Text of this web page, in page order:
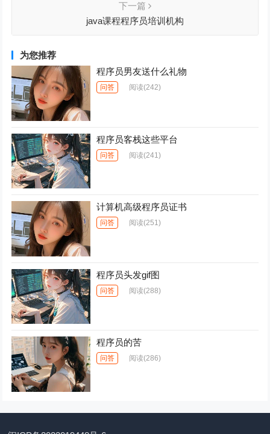
下一篇
java课程程序员培训机构
为您推荐
程序员男友送什么礼物
问答 阅读(242)
程序员客栈这些平台
问答 阅读(241)
计算机高级程序员证书
问答 阅读(251)
程序员头发gif图
问答 阅读(288)
程序员的苦
问答 阅读(286)